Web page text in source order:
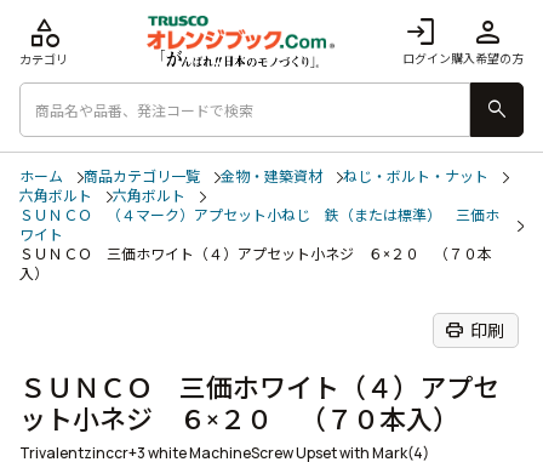
login
ログイン
person
購入希望の方
category
カテゴリ
search
ホーム 商品カテゴリ一覧 金物・建築資材
ねじ・ボルト・ナット
六角ボルト
六角ボルト
ＳＵＮＣＯ （４マーク）アプセット小ねじ 鉄（または標準） 三価ホ
ワイト
ＳＵＮＣＯ 三価ホワイト（４）アプセット小ネジ ６×２０ （７０本
入）
print 印刷
ＳＵＮＣＯ 三価ホワイト（４）アプセ
ット小ネジ ６×２０ （７０本入）
Trivalentzinccr+3 white MachineScrew Upset with Mark(4)